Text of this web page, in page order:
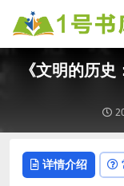
《文明的历
详情介绍